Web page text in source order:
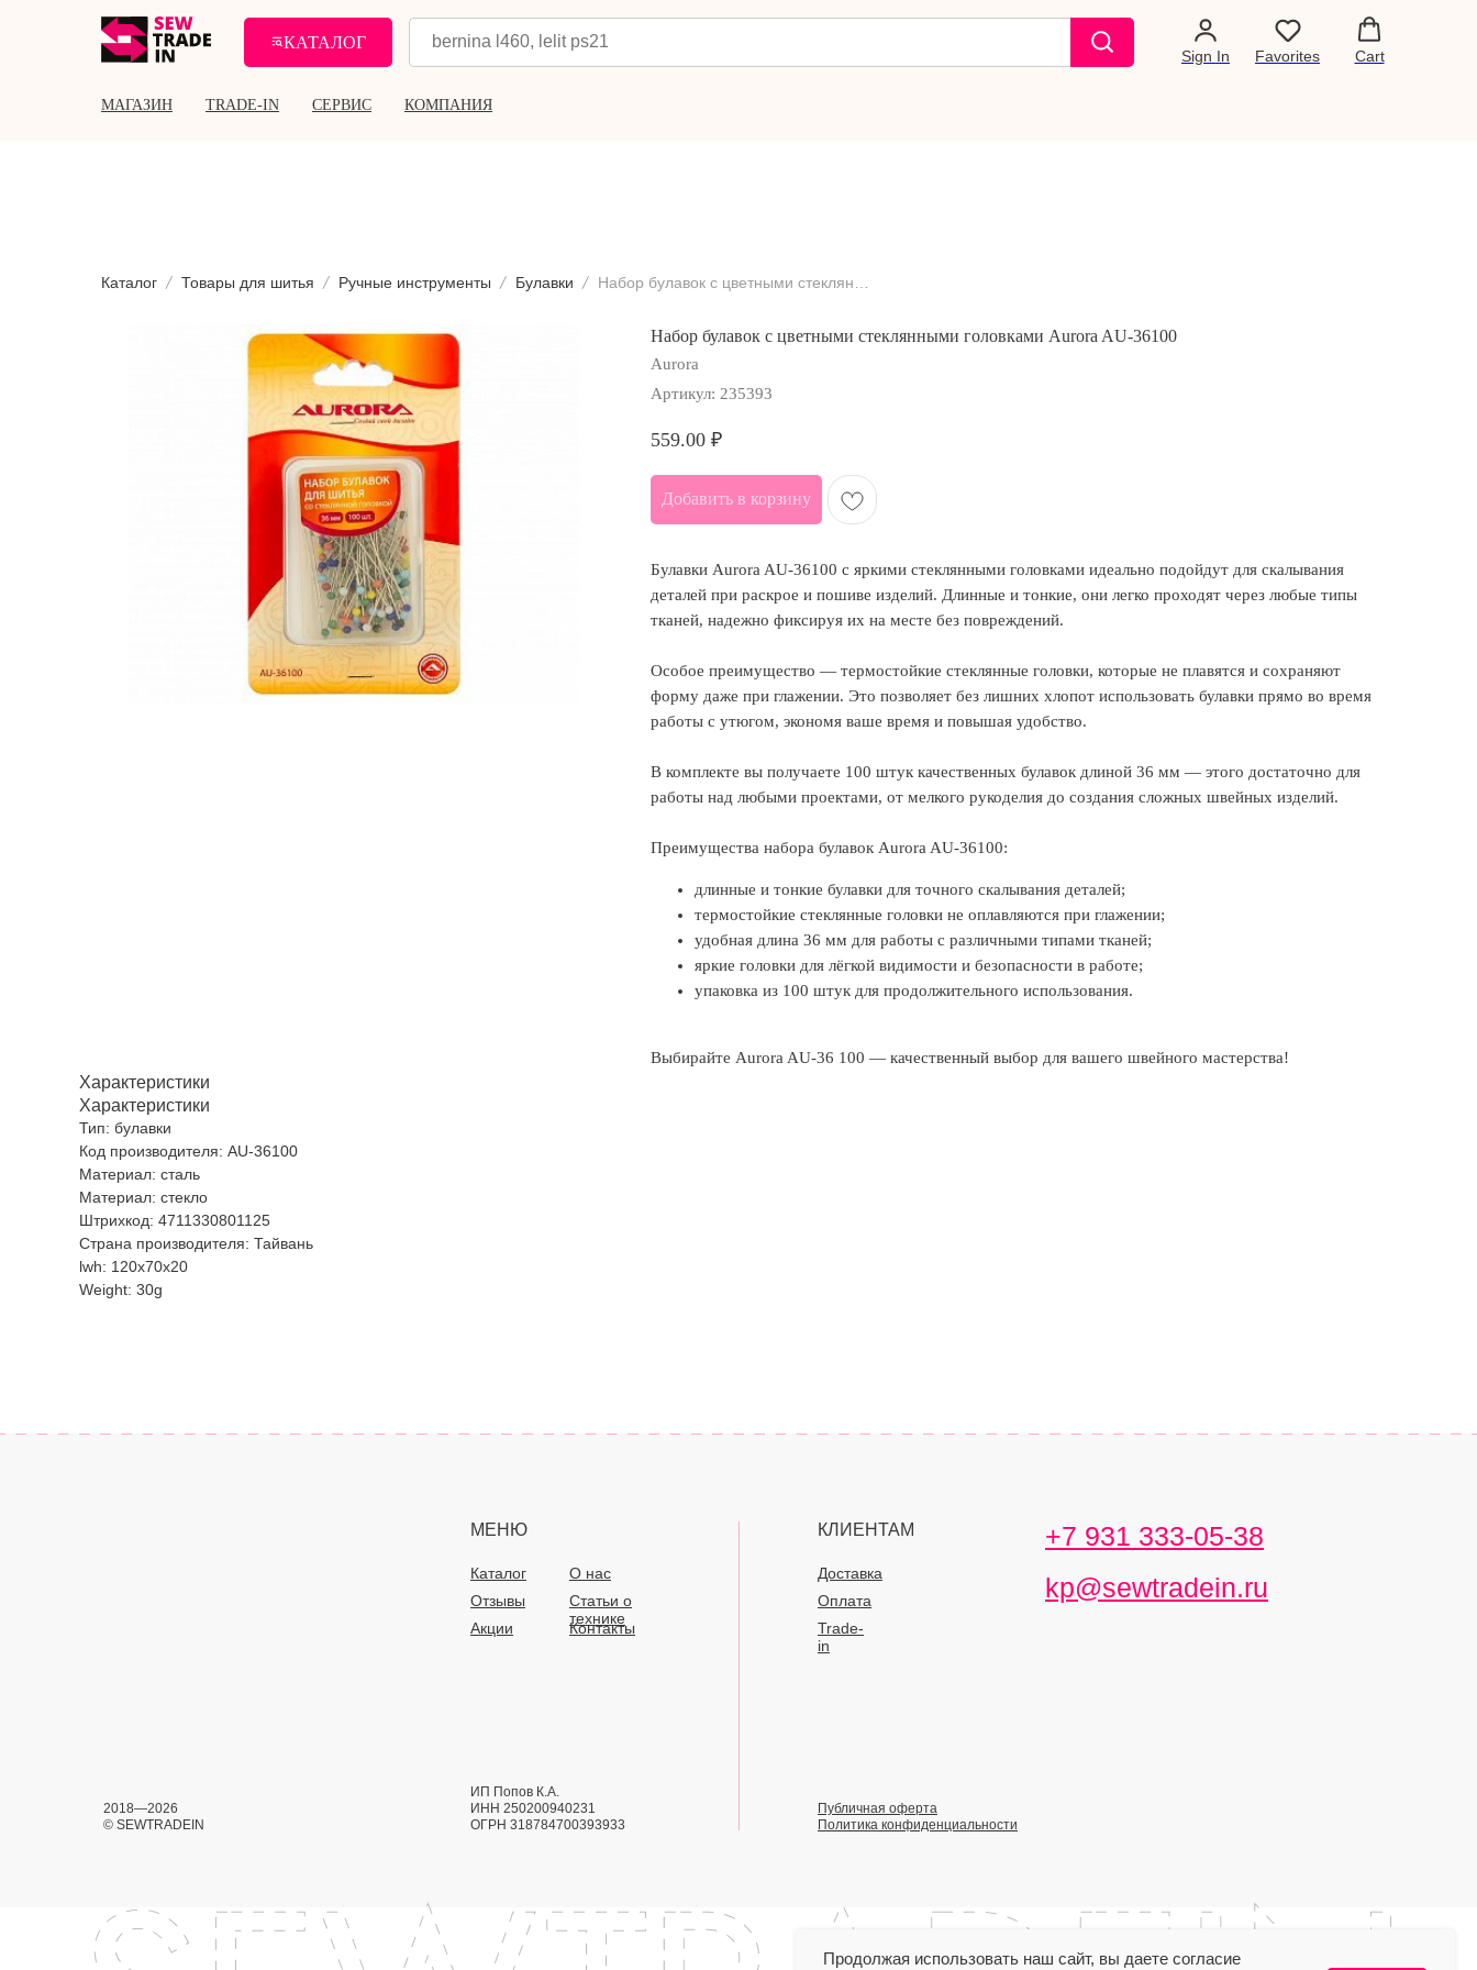
КАТАЛОГ
Sign In Favorites Cart
МАГАЗИН TRADE-IN СЕРВИС КОМПАНИЯ
Продолжая использовать наш сайт, вы даете согласие
Каталог Товары для шитья Ручные инструменты Булавки
Набор булавок с цветными стеклянными головками Aurora AU-36100
Aurora
Артикул: 235393
559.00 ₽
Добавить в корзину
Булавки Aurora AU-36100 с яркими стеклянными головками идеально подойдут для скалывания
деталей при раскрое и пошиве изделий. Длинные и тонкие, они легко проходят через любые типы
тканей, надежно фиксируя их на месте без повреждений.
Особое преимущество — термостойкие стеклянные головки, которые не плавятся и сохраняют
форму даже при глажении. Это позволяет без лишних хлопот использовать булавки прямо во время
работы с утюгом, экономя ваше время и повышая удобство.
В комплекте вы получаете 100 штук качественных булавок длиной 36 мм — этого достаточно для
работы над любыми проектами, от мелкого рукоделия до создания сложных швейных изделий.
Преимущества набора булавок Aurora AU-36100:
длинные и тонкие булавки для точного скалывания деталей;
термостойкие стеклянные головки не оплавляются при глажении;
удобная длина 36 мм для работы с различными типами тканей;
яркие головки для лёгкой видимости и безопасности в работе;
упаковка из 100 штук для продолжительного использования.
Выбирайте Aurora AU-36 100 — качественный выбор для вашего швейного мастерства!
Характеристики
Характеристики
Тип: булавки
Код производителя: AU-36100
Материал: сталь
Материал: стекло
Штрихкод: 4711330801125
Страна производителя: Тайвань
lwh: 120x70x20
Weight: 30g
МЕНЮ КЛИЕНТАМ
Каталог О нас
Доставка
Статьи о
технике
Оплата
Отзывы
Акции
Контакты
Trade-
in
+7 931 333-05-38
kp@sewtradein.ru
ИП Попов К.А.
ИНН 250200940231
ОГРН 318784700393933
Политика конфиденциальности
Публичная оферта
2018—2026
© SEWTRADEIN